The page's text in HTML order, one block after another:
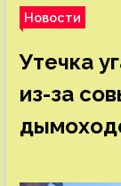
Новости
Утечка
из-за